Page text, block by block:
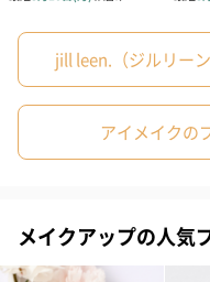
ードを同梱します。
メッセージカードや封筒
す。
jill leen.（ジルリー
アイメイクの
メイクアップの人気